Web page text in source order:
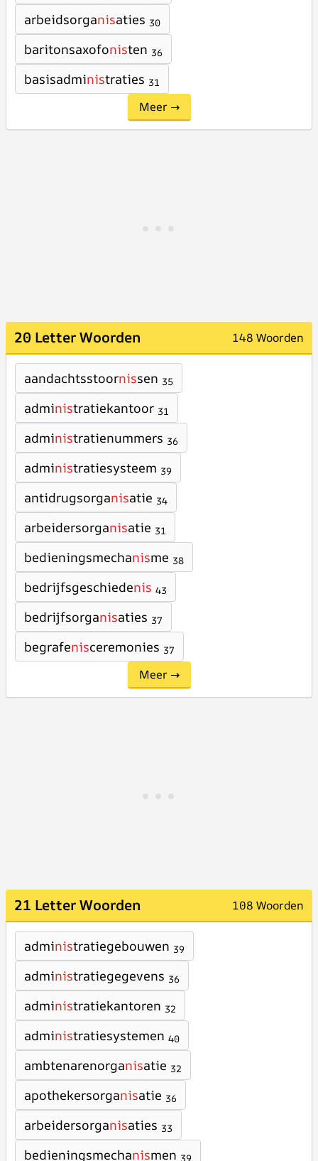
arbeidsorganisaties 30
baritonsaxofonisten 36
basisadministraties 31
Meer →
20 Letter Woorden 148 Woorden
aandachtsstoornissen 35
administratiekantoor 31
administratienummers 36
administratiesysteem 39
antidrugsorganisatie 34
arbeidersorganisatie 31
bedieningsmechanisme 38
bedrijfsgeschiedenis 43
bedrijfsorganisaties 37
begrafenisceremonies 37
Meer →
21 Letter Woorden 108 Woorden
administratiegebouwen 39
administratiegegevens 36
administratiekantoren 32
administratiesystemen 40
ambtenarenorganisatie 32
apothekersorganisatie 36
arbeidersorganisaties 33
bedieningsmechanismen 39